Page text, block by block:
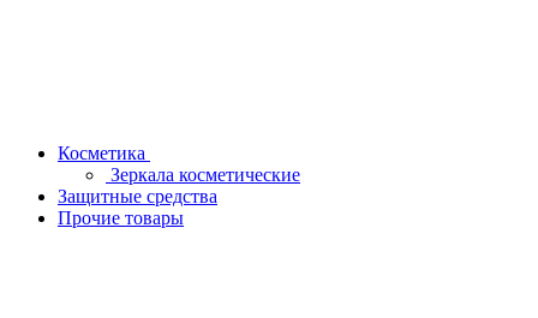
Косметика
Зеркала косметические
Защитные средства
Прочие товары